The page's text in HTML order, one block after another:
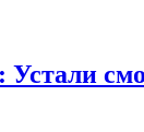
Устали